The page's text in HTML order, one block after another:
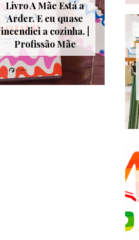
Livro A Mãe Está a
Arder. E eu quase
incendiei a cozinha. |
Profissão Mãe